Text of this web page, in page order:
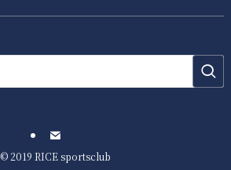
©2019 RICE sportsclub